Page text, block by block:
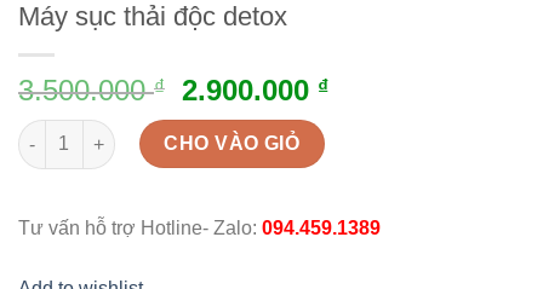
Máy sục thải độc detox
3.500.000₫ 2.900.000 ₫
Máy sục thải độc detox quantity
CHO VÀO GIỎ
Tư vấn hỗ trợ Hotline- Zalo: 094.459.1389